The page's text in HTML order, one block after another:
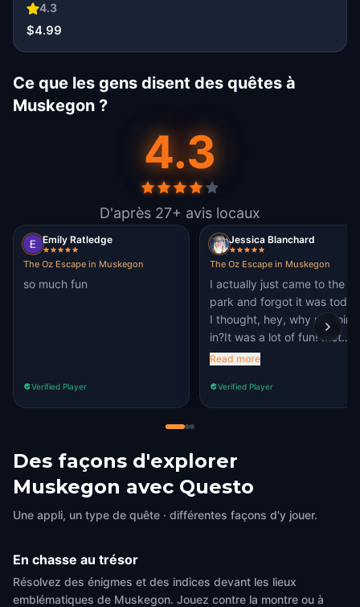
4.3
$4.99
Ce que les gens disent des quêtes à
Muskegon ?
4.3
D'après 27+ avis locaux
Emily Ratledge
The Oz Escape in Muskegon
so much fun
Verified Player
Jessica Blanchard
The Oz Escape in Muskegon
I actually just came to the
park and forgot it was
I thought, hey, why not join
in?It was a lot of fun! Met
some cool people and got in
Read more
Verified Player
Des façons d'explorer
Muskegon avec Questo
Une appli, un type de quête · différentes façons d'y jouer.
En chasse au trésor
Résolvez des énigmes et des indices devant les lieux
emblématiques de Muskegon. Jouez contre la montre ou à